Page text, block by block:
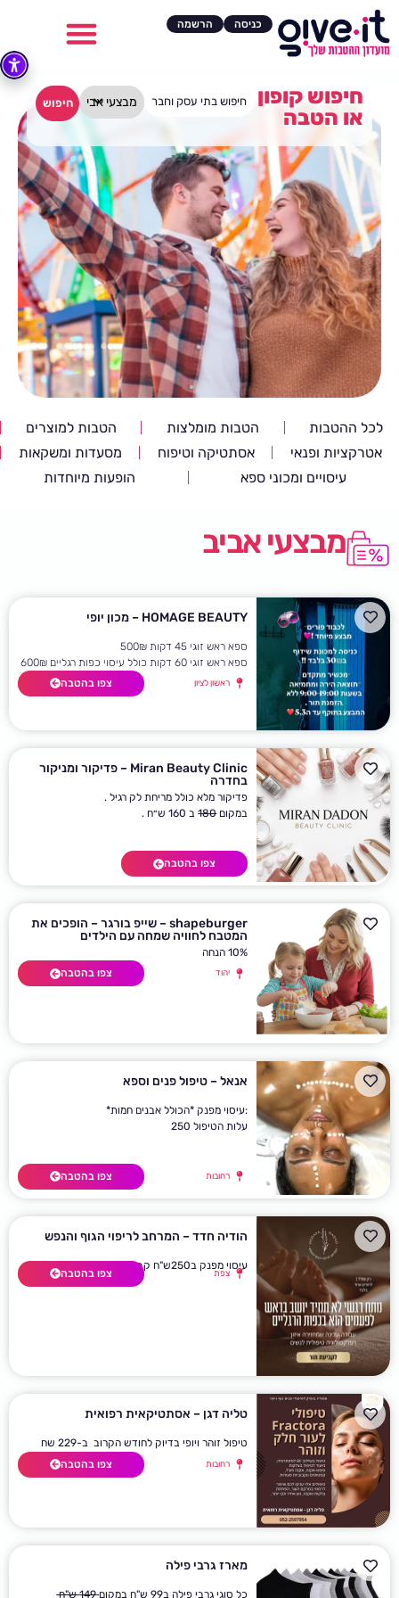
כניסה הרשמה
חיפוש קופון
או הטבה
חיפוש
לכל ההטבות הטבות מומלצות
הטבות למוצרים
אטרקציות ופנאי
אסתטיקה וטיפוח
מסעדות ומשקאות
עיסויים ומכוני ספא
הופעות מיוחדות
מבצעי אביב
HOMAGE BEAUTY – מכון יופי
ספא ראש זוגי 45 דקות 500₪
ספא ראש זוגי 60 דקות כולל עיסוי כפות רגליים 600₪
ראשון לציון צפו בהטבה
Miran Beauty Clinic – פדיקור ומניקור
בחדרה
פדיקור מלא כולל מריחת לק רגיל .
במקום180ב 160 ש״ח .
צפו בהטבה
shapeburger – שייפ בורגר – הופכים את
המטבח לחוויה שמחה עם הילדים
10% הנחה
יהוד צפו בהטבה
אנאל – טיפול פנים וספא
:עיסוי מפנק *הכולל אבנים חמות*
עלות הטיפול 250
רחובות צפו בהטבה
הודיה חדד – המרחב לריפוי הגוף והנפש
עיסוי מפנק ב250ש"ח קבלו טיפול לבחירה במתנה
צפת צפו בהטבה
טליה דגן – אסתטיקאית רפואית
טיפול זוהר ויופי בדיוק לחודש הקרוב ב-229 שח
רחובות צפו בהטבה
מארז גרבי פילה
כל סוגי גרבי פילה ב99 ש"ח במקום 149 ש"ח